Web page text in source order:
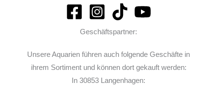
Geschäftspartner:
Unsere Aquarien führen auch folgende Geschäfte in
ihrem Sortiment und können dort gekauft werden:
In 30853 Langenhagen: